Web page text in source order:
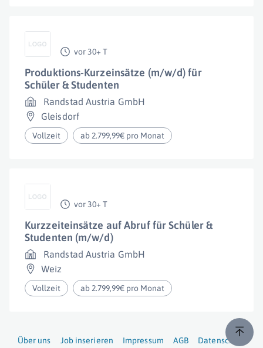
vor 30+ T
Produktions-Kurzeinsätze (m/w/d) für
Schüler & Studenten
Randstad Austria GmbH
Gleisdorf
Vollzeit ab 2.799,99€ pro Monat
vor 30+ T
Kurzzeiteinsätze auf Abruf für Schüler &
Studenten (m/w/d)
Randstad Austria GmbH
Weiz
Vollzeit ab 2.799,99€ pro Monat
Über uns Job inserieren Impressum AGB Datenschutz